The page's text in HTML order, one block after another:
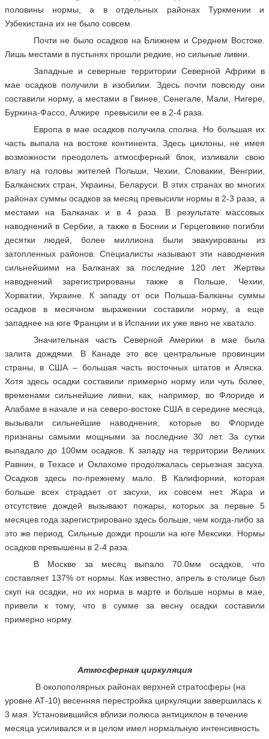
половины нормы, а в отдельных районах Туркмении и
Узбекистана их не было совсем.
Почти не было осадков на Ближнем и Среднем Востоке.
Лишь местами в пустынях прошли редкие, но сильные ливни.
Западные и северные территории Северной Африки в
мае осадков получили в изобилии. Здесь почти повсюду они
составили норму, а местами в Гвинее, Сенегале, Мали, Нигере,
Буркина-Фассо, Алжире превысили ее в 2-4 раза.
Европа в мае осадков получила сполна. Но большая их
часть выпала на востоке континента. Здесь циклоны, не имея
возможности преодолеть атмосферный блок, изливали свою
влагу на головы жителей Польши, Чехии, Словакии, Венгрии,
Балканских стран, Украины, Беларуси. В этих странах во многих
районах суммы осадков за месяц превысили нормы в 2-3 раза, а
местами на Балканах и в 4 раза. В результате массовых
наводнений в Сербии, а также в Боснии и Герцеговине погибли
десятки людей, более миллиона были эвакуированы из
затопленных районов. Специалисты называют эти наводнения
сильнейшими на Балканах за последние 120 лет. Жертвы
наводнений зарегистрированы также в Польше, Чехии,
Хорватии, Украине. К западу от оси Польша-Балканы суммы
осадков в месячном выражении составили норму, а еще
западнее на юге Франции и в Испании их уже явно не хватало.
Значительная часть Северной Америки в мае была
залита дождями. В Канаде это все центральные провинции
страны, в США – большая часть восточных штатов и Аляска.
Хотя здесь осадки составили примерно норму или чуть более,
временами сильнейшие ливни, как, например, во Флориде и
Алабаме в начале и на северо-востоке США в середине месяца,
вызывали сильнейшие наводнения, которые во Флориде
признаны самыми мощными за последние 30 лет. За сутки
выпадало до 100мм осадков. К западу на территории Великих
Равнин, в Техасе и Оклахоме продолжалась серьезная засуха.
Осадков здесь по-прежнему мало. В Калифорнии, которая
больше всех страдает от засухи, их совсем нет. Жара и
отсутствие дождей вызывают пожары, которых за первые 5
месяцев года зарегистрировано здесь больше, чем когда-либо за
это же период. Сильные дожди прошли на юге Мексики. Нормы
осадков превышены в 2-4 раза.
В Москве за месяц выпало 70.0мм осадков, что
составляет 137% от нормы. Как известно, апрель в столице был
скуп на осадки, но их норма в марте и больше нормы в мае,
привели к тому, что в сумме за весну осадки составили
примерно норму.
Атмосферная циркуляция
В околополярных районах верхней стратосферы (на
уровне АТ-10) весенняя перестройка циркуляции завершилась к
3 мая. Установившийся вблизи полюса антициклон в течение
месяца усиливался и в целом имел нормальную интенсивность.